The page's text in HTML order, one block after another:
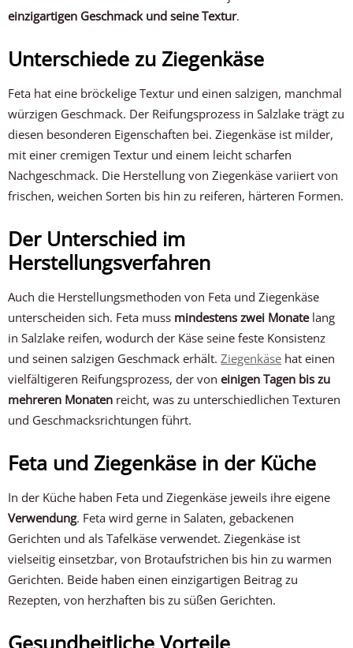
einzigartigen Geschmack und seine Textur.
Unterschiede zu Ziegenkäse
Feta hat eine bröckelige Textur und einen salzigen, manchmal
würzigen Geschmack. Der Reifungsprozess in Salzlake trägt zu
diesen besonderen Eigenschaften bei. Ziegenkäse ist milder,
mit einer cremigen Textur und einem leicht scharfen
Nachgeschmack. Die Herstellung von Ziegenkäse variiert von
frischen, weichen Sorten bis hin zu reiferen, härteren Formen.
Der Unterschied im
Herstellungsverfahren
Auch die Herstellungsmethoden von Feta und Ziegenkäse
unterscheiden sich. Feta muss mindestens zwei Monatelang
in Salzlake reifen, wodurch der Käse seine feste Konsistenz
und seinen salzigen Geschmack erhält.Ziegenkäse hat einen
vielfältigeren Reifungsprozess, der voneinigen Tagen bis zu
mehreren Monaten reicht, was zu unterschiedlichen Texturen
und Geschmacksrichtungen führt.
Feta und Ziegenkäse in der Küche
In der Küche haben Feta und Ziegenkäse jeweils ihre eigene
Verwendung. Feta wird gerne in Salaten, gebackenen
Gerichten und als Tafelkäse verwendet. Ziegenkäse ist
vielseitig einsetzbar, von Brotaufstrichen bis hin zu warmen
Gerichten. Beide haben einen einzigartigen Beitrag zu
Rezepten, von herzhaften bis zu süßen Gerichten.
Gesundheitliche Vorteile